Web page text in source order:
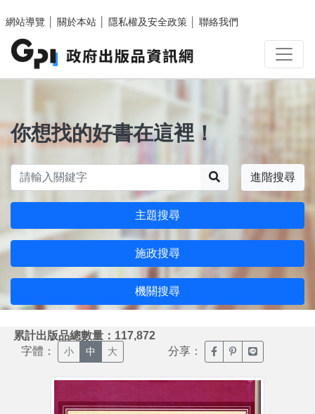
網站導覽
關於本站 隱私權及安全政策 聯絡我們
你想找的好書在這裡！
進階搜尋
主題搜尋
施政搜尋
機關搜尋
累計出版品總數量：117,872
字體： 小 中 大 分享： 臉書分享(另開新視窗)
噗浪分享(另開新
Line分享(另